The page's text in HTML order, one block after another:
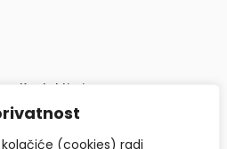
(cookies) radi
Kontaktiraj nas
i kolačića